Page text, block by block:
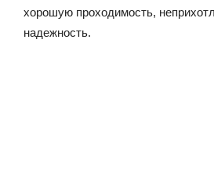
хорошую проходимость,
надежность.